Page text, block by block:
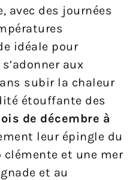
avec des journées
idéale pour
aux
subir la chaleur
étouffante des
de décembre à
leur épingle du
et une mer
et au